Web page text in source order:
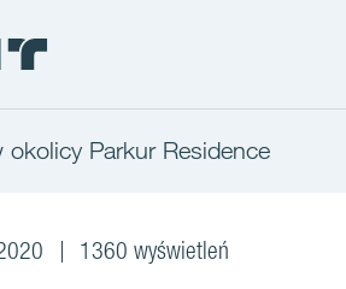
Parkur Residence
1360 wyświetleń